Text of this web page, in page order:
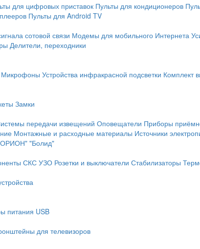
для цифровых приставок Пульты для кондиционеров
Пульты для Android TV
сотовой связи Модемы для мобильного Интернета
Делители, переходники
Микрофоны Устройства инфракрасной подсветки Комплект
Замки
передачи извещений Оповещатели Приборы
Монтажные и расходные материалы Источники
"Болид"
СКС УЗО Розетки и выключатели Стабилизаторы
питания USB
для телевизоров